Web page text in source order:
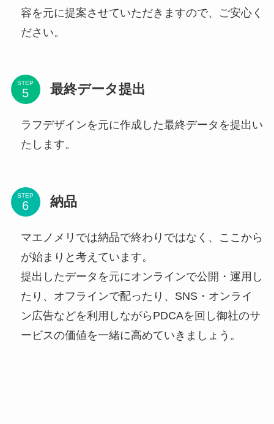
容を元に提案させていただきますので、ご安心く
ださい。
STEP 最終データ提出
ラフデザインを元に作成した最終データを提出い
たします。
STEP 納品
マエノメリでは納品で終わりではなく、ここから
が始まりと考えています。
提出したデータを元にオンラインで公開・運用し
たり、オフラインで配ったり、SNS・オンライ
ン広告などを利用しながらPDCAを回し御社のサ
ービスの価値を一緒に高めていきましょう。